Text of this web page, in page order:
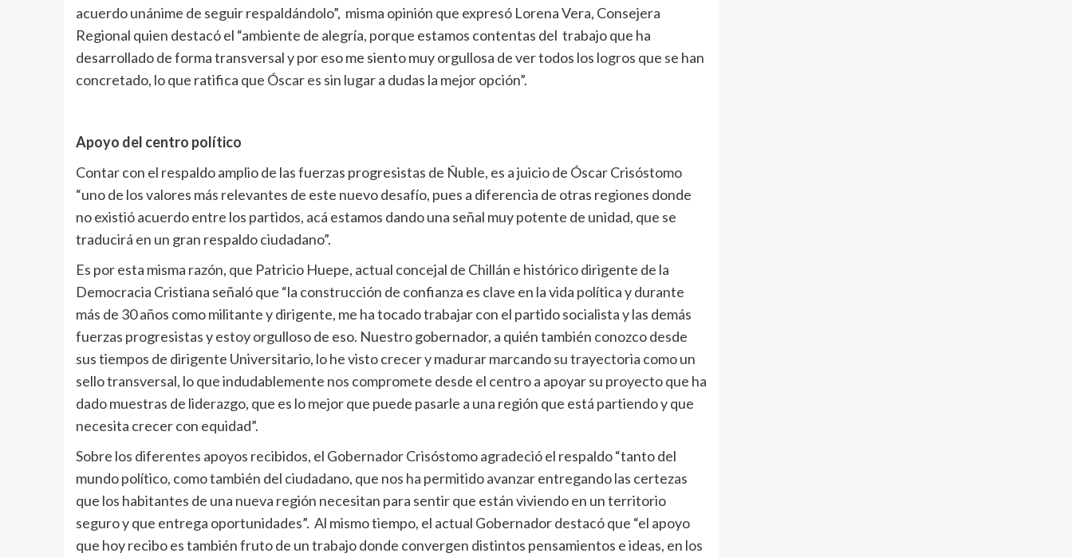
acuerdo unánime de seguir respaldándolo”, misma opinión que expresó Lorena Vera, Consejera
Regional quien destacó el “ambiente de alegría, porque estamos contentas del trabajo que ha
desarrollado de forma transversal y por eso me siento muy orgullosa de ver todos los logros que se han
concretado, lo que ratifica que Óscar es sin lugar a dudas la mejor opción”.
Apoyo del centro político
Contar con el respaldo amplio de las fuerzas progresistas de Ñuble, es a juicio de Óscar Crisóstomo
“uno de los valores más relevantes de este nuevo desafío, pues a diferencia de otras regiones donde
no existió acuerdo entre los partidos, acá estamos dando una señal muy potente de unidad, que se
traducirá en un gran respaldo ciudadano”.
Es por esta misma razón, que Patricio Huepe, actual concejal de Chillán e histórico dirigente de la
Democracia Cristiana señaló que “la construcción de confianza es clave en la vida política y durante
más de 30 años como militante y dirigente, me ha tocado trabajar con el partido socialista y las demás
fuerzas progresistas y estoy orgulloso de eso. Nuestro gobernador, a quién también conozco desde
sus tiempos de dirigente Universitario, lo he visto crecer y madurar marcando su trayectoria como un
sello transversal, lo que indudablemente nos compromete desde el centro a apoyar su proyecto que ha
dado muestras de liderazgo, que es lo mejor que puede pasarle a una región que está partiendo y que
necesita crecer con equidad”.
Sobre los diferentes apoyos recibidos, el Gobernador Crisóstomo agradeció el respaldo “tanto del
mundo político, como también del ciudadano, que nos ha permitido avanzar entregando las certezas
que los habitantes de una nueva región necesitan para sentir que están viviendo en un territorio
seguro y que entrega oportunidades”. Al mismo tiempo, el actual Gobernador destacó que “el apoyo
que hoy recibo es también fruto de un trabajo donde convergen distintos pensamientos e ideas, en los